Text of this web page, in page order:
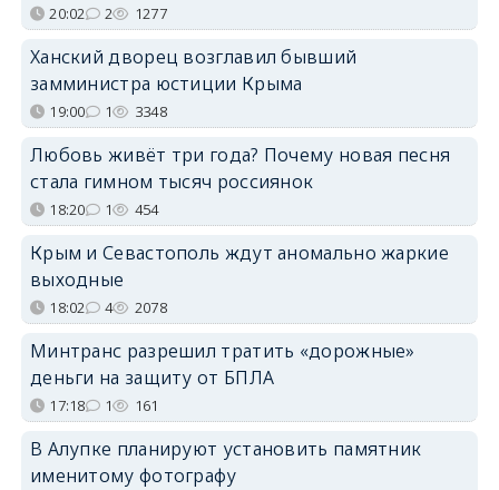
20:02 2 1277
Ханский дворец возглавил бывший
замминистра юстиции Крыма
19:00 1 3348
Любовь живёт три года? Почему новая песня
стала гимном тысяч россиянок
18:20 1 454
Крым и Севастополь ждут аномально жаркие
выходные
18:02 4 2078
Минтранс разрешил тратить «дорожные»
деньги на защиту от БПЛА
17:18 1 161
В Алупке планируют установить памятник
именитому фотографу